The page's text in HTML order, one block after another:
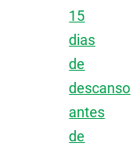
15
dias
de
descanso
antes
de